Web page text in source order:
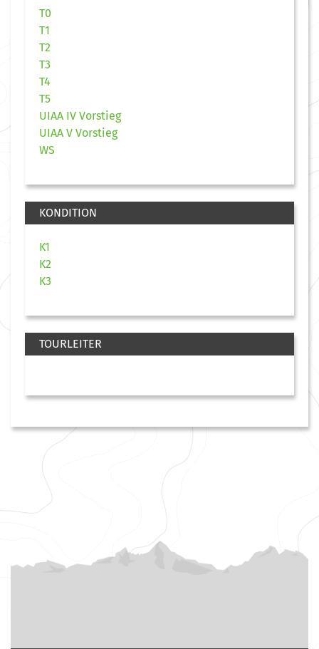
T0
T1
T2
T3
T4
T5
UIAA IV Vorstieg
UIAA V Vorstieg
WS
KONDITION
K1
K2
K3
TOURLEITER